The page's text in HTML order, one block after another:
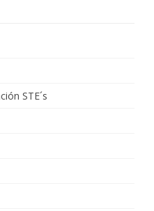
STE´s